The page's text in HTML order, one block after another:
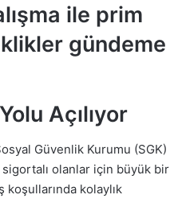
ile prim
gündeme
Açılıyor
Güvenlik Kurumu (SGK)
sigortalı olanlar için büyük bir
koşullarında kolaylık